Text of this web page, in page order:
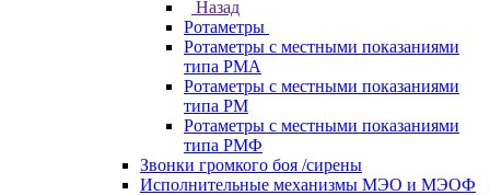
Назад
Ротаметры
Ротаметры с местными показаниями
типа РМА
Ротаметры с местными показаниями
типа РМ
Ротаметры с местными показаниями
типа РМФ
Звонки громкого боя /сирены
Исполнительные механизмы МЭО и МЭОФ